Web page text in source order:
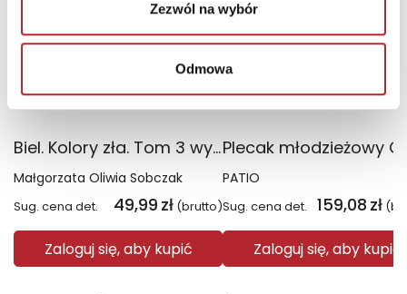
Zezwól na wybór
Odmowa
Biel. Kolory zła. Tom 3 wyd. 2025
Małgorzata Oliwia Sobczak
Sug. cena det. 49,99 zł (brutto)
Zaloguj się, aby kupić
PATIO
Sug. cena det. 159,08 zł
Zaloguj się, aby kupić